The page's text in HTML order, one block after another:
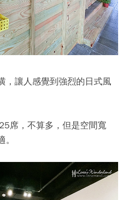
，讓人感覺到強烈的日式風
席，不算多，但是空間寬